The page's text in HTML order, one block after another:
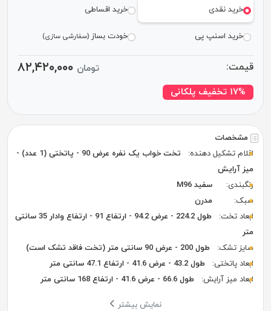
مشخصات
اقلام تشکیل دهنده:
تخت خواب یک نفره عرض 90 - پاتختی (1 عدد) -
میز آرایش
رنگبندی:
سفید M96
سبک:
مدرن
ابعاد تخت:
طول 224.2 - عرض 94.2 - ارتفاع 91 - ارتفاع وادار 35 سانتی
متر
سایز تشک:
طول 200 - عرض 90 سانتی متر (تخت فاقد تشک است)
ابعاد پاتختی:
طول 43.2 - عرض 41.6 - ارتفاع 47.1 سانتی متر
ابعاد میز آرایش:
طول 66.6 - عرض 41.6 - ارتفاع 168 سانتی متر
نمایش بیشتر
خرید نقدی خرید اقساطی
خرید اسنپ پی خودت بساز(سفارشی سازی)
قیمت: تومان ۸۲,۴۲۰,۰۰۰
۱۷% تخفیف پلکانی